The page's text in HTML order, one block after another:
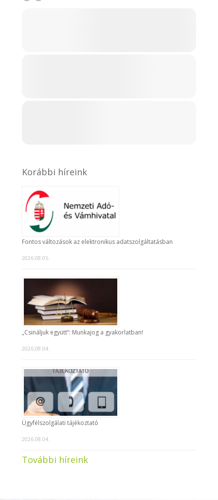
Korábbi híreink
Fontos változások az elektronikus adatszolgáltatásban
2026.08.05.
„Csináljuk együtt”: Munkajog a gyakorlatban!
2026.08.04.
Ügyfélszolgálati tájékoztató
2026.08.04.
További híreink